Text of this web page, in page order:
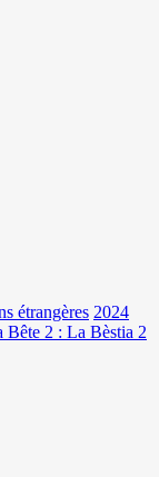
étrangères 2024
Bête 2 : La Bèstia 2